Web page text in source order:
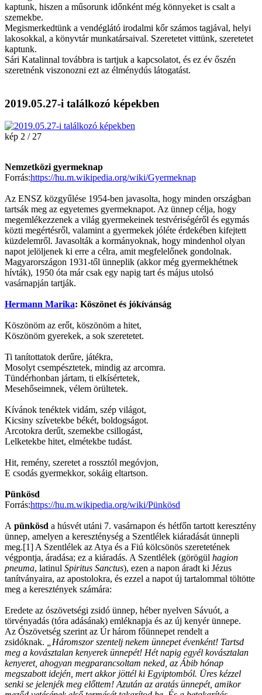
kaptunk, hiszen a műsorunk időnként még könnyeket is csalt a
szemekbe.
Megismerkedtünk a vendéglátó irodalmi kőr számos tagjával, helyi
lakosokkal, a könyvtár munkatársaival. Szeretetet vittünk, szeretetet
kaptunk.
Sári Katalinnal továbbra is tartjuk a kapcsolatot, és ez év őszén
szeretnénk viszonozni ezt az élménydús látogatást.
2019.05.27-i találkozó képekben
kép 2 / 27
Nemzetközi gyermeknap
Forrás:https://hu.m.wikipedia.org/wiki/Gyermeknap
Az ENSZ közgyűlése 1954-ben javasolta, hogy minden országban
tartsák meg az egyetemes gyermeknapot. Az ünnep célja, hogy
megemlékezzenek a világ gyermekeinek testvériségéről és egymás
közti megértésről, valamint a gyermekek jóléte érdekében kifejtett
küzdelemről. Javasolták a kormányoknak, hogy mindenhol olyan
napot jelöljenek ki erre a célra, amit megfelelőnek gondolnak.
Magyarországon 1931-től ünneplik (akkor még gyermekhétnek
hívták), 1950 óta már csak egy napig tart és május utolsó
vasárnapján tartják.
Hermann Marika: Köszönet és jókívánság
Köszönöm az erőt, köszönöm a hitet,
Köszönöm gyerekek, a sok szeretetet.
Ti tanítottatok derűre, játékra,
Mosolyt csempésztetek, mindig az arcomra.
Tündérhonban jártam, ti elkísértetek,
Mesehőseimnek, vélem örültetek.
Kívánok tenéktek vidám, szép világot,
Kicsiny szívetekbe békét, boldogságot.
Arcotokra derűt, szemekbe csillogást,
Lelketekbe hitet, elmétekbe tudást.
Hit, remény, szeretet a rossztól megóvjon,
E csodás gyermekkor, sokáig eltartson.
Pünkösd
Forrás:https://hu.m.wikipedia.org/wiki/Pünkösd
A pünkösd a húsvét utáni 7. vasárnapon és hétfőn tartott keresztény
ünnep, amelyen a kereszténység a Szentlélek kiáradását ünnepli
meg.[1] A Szentlélek az Atya és a Fiú kölcsönös szeretetének
végpontja, áradása; ez a kiáradás. A Szentlélek (görögül hagion
pneuma, latinul Spiritus Sanctus), ezen a napon áradt ki Jézus
tanítványaira, az apostolokra, és ezzel a napot új tartalommal töltötte
meg a keresztények számára:
Eredete az ószövetségi zsidó ünnep, héber nyelven Sávuót, a
törvényadás (tóra adásának) emléknapja és az új kenyér ünnepe.
Az Ószövetség szerint az Úr három főünnepet rendelt a
zsidóknak.
„Háromszor szentelj nekem ünnepet évenként! Tartsd
meg a kovásztalan kenyerek ünnepét! Hét napig egyél kovásztalan
kenyeret, ahogyan megparancsoltam neked, az Ábib hónap
megszabott idején, mert akkor jöttél ki Egyiptomból. Üres kézzel
senki se jelenjék meg előttem! Azután az aratás ünnepét, amikor